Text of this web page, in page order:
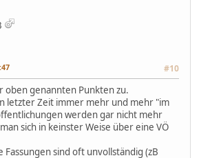
#10
oben genannten Punkten zu.
letzter Zeit immer mehr und mehr "im
werden gar nicht mehr
sich in keinster Weise über eine VÖ
sind oft unvollständig (zB